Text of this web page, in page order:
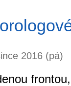
2016 (pá)